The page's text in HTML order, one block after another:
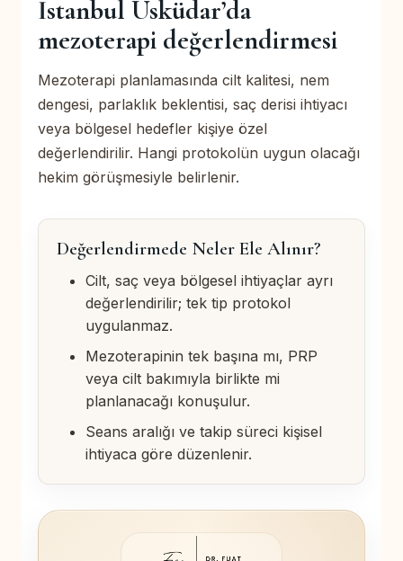
İstanbul Üsküdar’da
mezoterapi değerlendirmesi
Mezoterapi planlamasında cilt kalitesi, nem
dengesi, parlaklık beklentisi, saç derisi ihtiyacı
veya bölgesel hedefler kişiye özel
değerlendirilir. Hangi protokolün uygun olacağı
hekim görüşmesiyle belirlenir.
Değerlendirmede Neler Ele Alınır?
Cilt, saç veya bölgesel ihtiyaçlar ayrı
değerlendirilir; tek tip protokol
uygulanmaz.
Mezoterapinin tek başına mı, PRP
veya cilt bakımıyla birlikte mi
planlanacağı konuşulur.
Seans aralığı ve takip süreci kişisel
ihtiyaca göre düzenlenir.